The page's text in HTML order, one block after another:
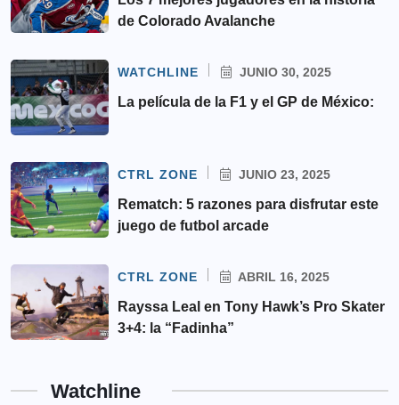
de Colorado Avalanche
WATCHLINE JUNIO 30, 2025
La película de la F1 y el GP de México:
CTRL ZONE JUNIO 23, 2025
Rematch: 5 razones para disfrutar este
juego de futbol arcade
CTRL ZONE ABRIL 16, 2025
Rayssa Leal en Tony Hawk’s Pro Skater
3+4: la “Fadinha”
Watchline